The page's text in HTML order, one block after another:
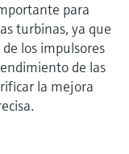
para
turbinas, ya que
los impulsores
de las
la mejora